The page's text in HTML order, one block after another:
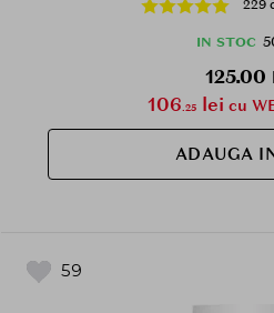
229
IN STOC
125.00
106.25lei cu
ADAUGA
59